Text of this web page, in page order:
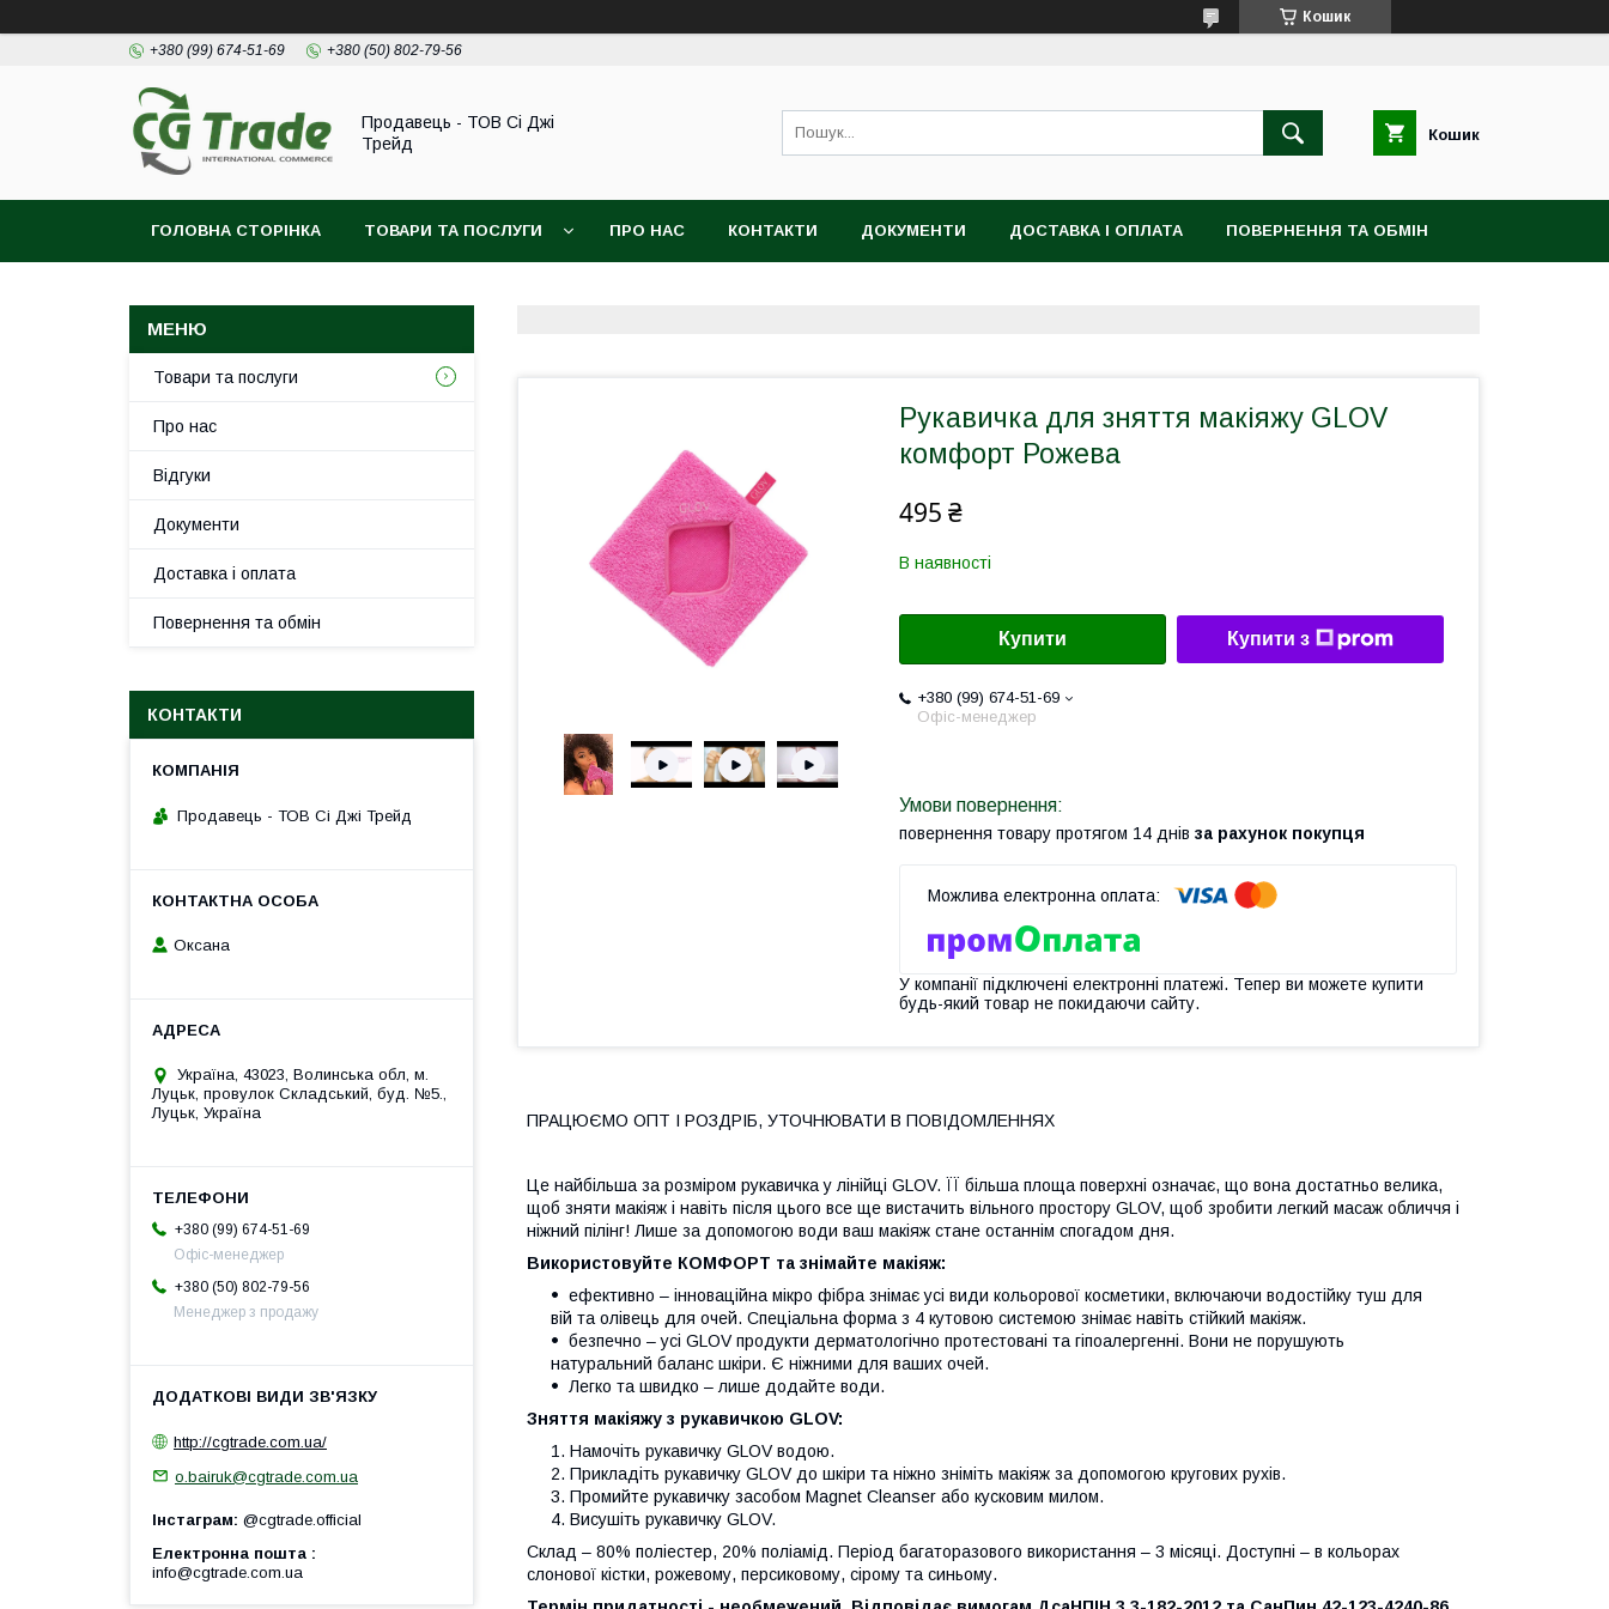
Кошик
+380 (99) 674-51-69 +380 (50) 802-79-56
Продавець - ТОВ Сі Джі
Трейд
Кошик
ГОЛОВНА СТОРІНКА ТОВАРИ ТА ПОСЛУГИ ПРО НАС КОНТАКТИ ДОКУМЕНТИ ДОСТАВКА І ОПЛАТА ПОВЕРНЕННЯ ТА ОБМІН
Рукавичка для зняття макіяжу GLOV
комфорт Рожева
495 ₴
В наявності
Купити Купити з
+380 (99) 674-51-69
Офіс-менеджер
повернення товару протягом 14 днів за рахунок покупця
У компанії підключені електронні платежі. Тепер ви можете купити
будь-який товар не покидаючи сайту.
ПРАЦЮЄМО ОПТ І РОЗДРІБ, УТОЧНЮВАТИ В ПОВІДОМЛЕННЯХ
Це найбільша за розміром рукавичка у лінійці GLOV. ЇЇ більша площа поверхні означає, що вона достатньо велика,
щоб зняти макіяж і навіть після цього все ще вистачить вільного простору GLOV, щоб зробити легкий масаж обличчя і
ніжний пілінг! Лише за допомогою води ваш макіяж стане останнім спогадом дня.
Використовуйте КОМФОРТ та знімайте макіяж:
ефективно – інноваційна мікро фібра знімає усі види кольорової косметики, включаючи водостійку туш для
вій та олівець для очей. Спеціальна форма з 4 кутовою системою знімає навіть стійкий макіяж.
безпечно – усі GLOV продукти дерматологічно протестовані та гіпоалергенні. Вони не порушують
натуральний баланс шкіри. Є ніжними для ваших очей.
Легко та швидко – лише додайте води.
Зняття макіяжу з рукавичкою GLOV:
Намочіть рукавичку GLOV водою.
Прикладіть рукавичку GLOV до шкіри та ніжно зніміть макіяж за допомогою кругових рухів.
Промийте рукавичку засобом Magnet Cleanser або кусковим милом.
Висушіть рукавичку GLOV.
Склад – 80% поліестер, 20% поліамід. Період багаторазового використання – 3 місяці. Доступні – в кольорах
слонової кістки, рожевому, персиковому, сірому та синьому.
Товари та послуги
Про нас
Відгуки
Документи
Доставка і оплата
Повернення та обмін
КОНТАКТИ
Продавець - ТОВ Сі Джі Трейд
Оксана
Україна, 43023, Волинська обл, м.
Луцьк, провулок Складський, буд. №5.,
Луцьк, Україна
+380 (99) 674-51-69
Офіс-менеджер
+380 (50) 802-79-56
Менеджер з продажу
http://cgtrade.com.ua/
o.bairuk@cgtrade.com.ua
Інстаграм @cgtrade.official
Електронна пошта
info@cgtrade.com.ua